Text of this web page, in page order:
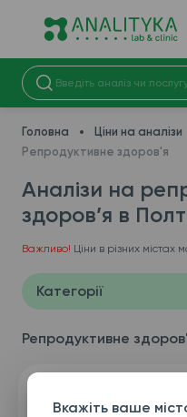
Головна Ціни на аналізи
Репродуктивне здоров'я
Аналізи на
здоров’я в
Важливо! Ціни в різних містах
Категорії
Репродуктивне
Вкажіть ваше